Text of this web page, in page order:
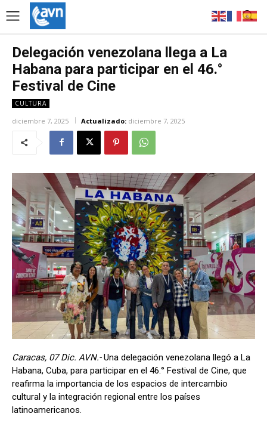
Delegación venezolana llega a La
Habana para participar en el 46.°
Festival de Cine
CULTURA
diciembre 7, 2025 Actualizado: diciembre 7, 2025
Caracas, 07 Dic. AVN.-Una delegación venezolana llegó a La
Habana, Cuba, para participar en el 46.° Festival de Cine, que
reafirma la importancia de los espacios de intercambio
cultural y la integración regional entre los países
latinoamericanos.